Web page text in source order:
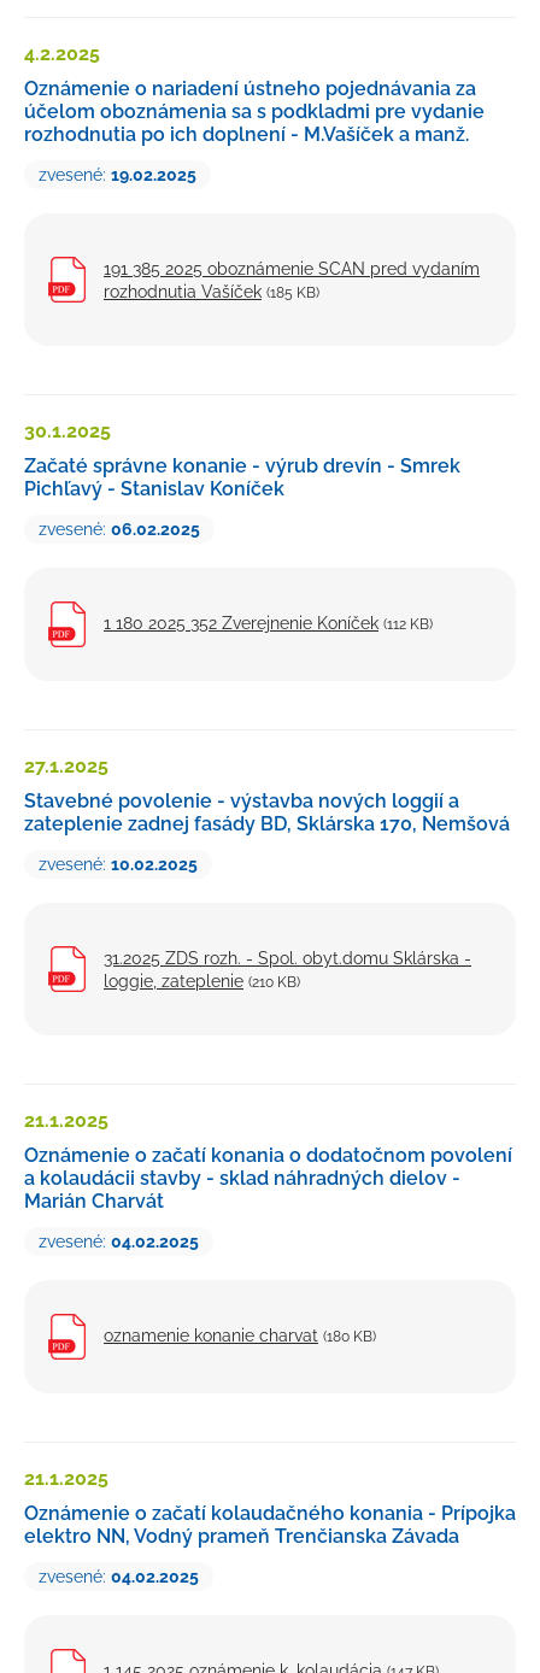
4.2.2025
Oznámenie o nariadení ústneho pojednávania za
účelom oboznámenia sa s podkladmi pre vydanie
rozhodnutia po ich doplnení - M.Vašíček a manž.
zvesené: 19.02.2025
191 385 2025 oboznámenie SCAN pred vydaním
rozhodnutia Vašíček (185 KB)
30.1.2025
Začaté správne konanie - výrub drevín - Smrek
Pichľavý - Stanislav Koníček
zvesené: 06.02.2025
1 180 2025 352 Zverejnenie Koníček (112 KB)
27.1.2025
Stavebné povolenie - výstavba nových loggií a
zateplenie zadnej fasády BD, Sklárska 170, Nemšová
zvesené: 10.02.2025
31.2025 ZDS rozh. - Spol. obyt.domu Sklárska -
loggie, zateplenie (210 KB)
21.1.2025
Oznámenie o začatí konania o dodatočnom povolení
a kolaudácii stavby - sklad náhradných dielov -
Marián Charvát
zvesené: 04.02.2025
oznamenie konanie charvat (180 KB)
21.1.2025
Oznámenie o začatí kolaudačného konania - Prípojka
elektro NN, Vodný prameň Trenčianska Závada
zvesené: 04.02.2025